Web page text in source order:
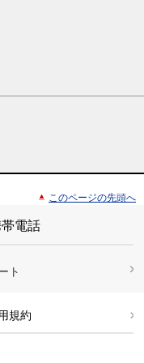
このページの先頭へ
電話
ト
規約